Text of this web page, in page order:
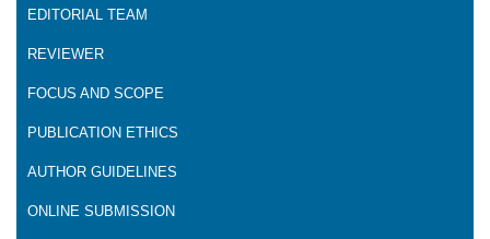
EDITORIAL TEAM
REVIEWER
FOCUS AND SCOPE
PUBLICATION ETHICS
AUTHOR GUIDELINES
ONLINE SUBMISSION